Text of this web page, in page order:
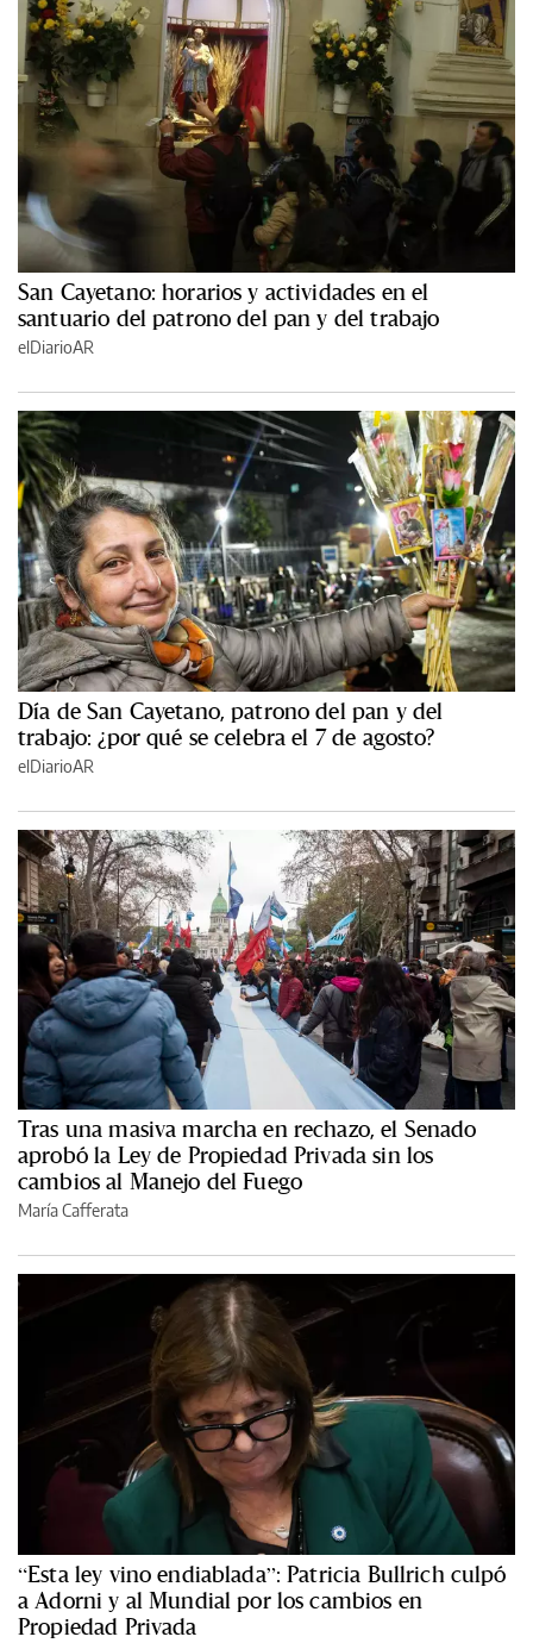
San Cayetano: horarios y actividades en el
santuario del patrono del pan y del trabajo
elDiarioAR
Día de San Cayetano, patrono del pan y del
trabajo: ¿por qué se celebra el 7 de agosto?
elDiarioAR
Tras una masiva marcha en rechazo, el Senado
aprobó la Ley de Propiedad Privada sin los
cambios al Manejo del Fuego
María Cafferata
“Esta ley vino endiablada”: Patricia Bullrich culpó
a Adorni y al Mundial por los cambios en
Propiedad Privada